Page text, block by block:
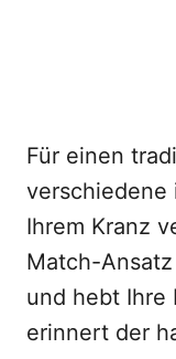
Für einen
verschiedene
Ihrem Kranz
Match-
und hebt Ihre
erinnert der